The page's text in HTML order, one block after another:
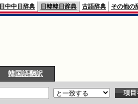
日中中日辞典 日韓韓日辞典 古語辞典 その他の
韓国語翻訳